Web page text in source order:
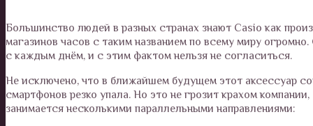
Большинство людей в разных странах знают Casio как
магазинов часов с таким названием по всему миру
с каждым днём, и с этим фактом нельзя не согласиться.
Не исключено, что в ближайшем будущем этот аксессуар
смартфонов резко упала. Но это не грозит крахом
занимается несколькими параллельными направлениями: